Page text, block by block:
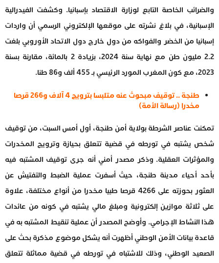
والضرائب الخاصة التابع لوزارة الاقتصاد بإسبانيا. وكشفت الفيدرالية
الإسبانية، في بلاغ نشرته على موقعها الإلكتروني الرسمي أن واردات
إسبانيا من الخضر والفواكه من دول خارج دول الاتحاد الأوروبي بلغت
2.2 مليون طن مع نهاية سنة 2024، بزيادة 2 بالمائة، مقارنة بسنة
2023، مع كون المغرب المورد الرئيسي بـ 455 ألف و86 طنا.
طنجة .. توقيف مبحوث عنه متلبسا بترويج 4 آلاف و266 قرصا
مخدرا (رسالة الأمة)
تمكنت عناصر الشرطة بولاية أمن طنجة، أول أمس السبت، من توقيف
شخص يشتبه في تورطه في قضية تتعلق بحيازة وترويج المخدرات
والمؤثرات العقلية. وذكر مصدر أمني أنه جرى توقيف المشتبه فيه
بأحد أحياء مدينة طنجة، حيث أسفرت عملية الضبط والتفتيش عن
العثور بحوزته على 4266 قرصا طبيا مخدرا من أنواع مختلفة، علاوة
على ثلاثة موازين إلكترونية ومبلغ مالي يشتبه في كونه من عائدات
هذا النشاط الإجرامي. وأوضح المصدر أن عملية تنقيط المشتبه به في
قاعدة بيانات الأمن الوطني أظهرت أنه يشكل موضوع مذكرة بحث على
الصعيد الوطني، وذلك للاشتباه في تورطه في قضية مماثلة تتعلق